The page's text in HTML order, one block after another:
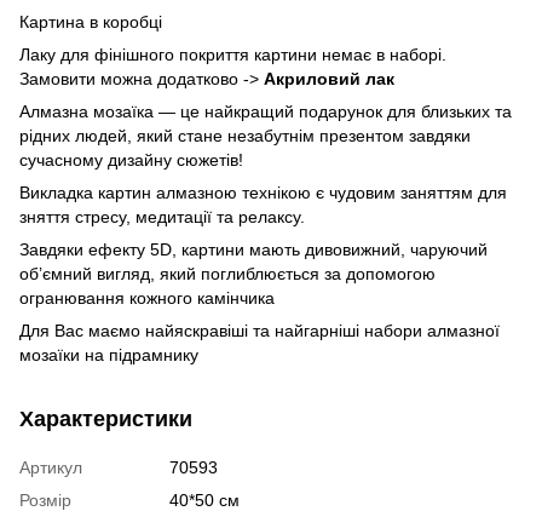
Картина в коробці
Лаку для фінішного покриття картини немає в наборі.
Замовити можна додатково -> Акриловий лак
Алмазна мозаїка — це найкращий подарунок для близьких та
рідних людей, який стане незабутнім презентом завдяки
сучасному дизайну сюжетів!
Викладка картин алмазною технікою є чудовим заняттям для
зняття стресу, медитації та релаксу.
Завдяки ефекту 5D, картини мають дивовижний, чаруючий
об’ємний вигляд, який поглиблюється за допомогою
огранювання кожного камінчика
Для Вас маємо найяскравіші та найгарніші набори алмазної
мозаїки на підрамнику
Характеристики
Артикул
70593
Розмір
40*50 см